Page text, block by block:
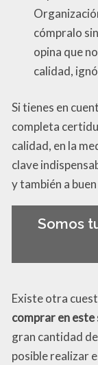
cómpralo
opina que
calidad,
Si tienes en
completa
calidad, en la
clave
y también a
Somos
Existe otra
comprar en este
gran cantidad
posible realizar